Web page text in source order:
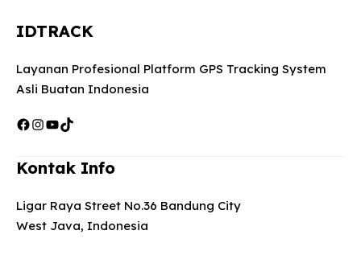
IDTRACK
Layanan Profesional Platform GPS Tracking System
Asli Buatan Indonesia
Facebook
Instagram
YouTube
TikTok
Kontak Info
Ligar Raya Street No.36 Bandung City
West Java, Indonesia